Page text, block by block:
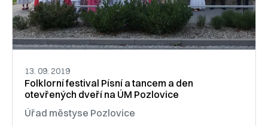
13. 09. 2019
Folklorní festival Písní a tancem a den
otevřených dveří na ÚM Pozlovice
Úřad městyse Pozlovice